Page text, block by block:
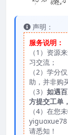
声明：
服务说明：
（1）资源
习交流；
（2）学分
助，并非购
（3） 如遇
方提交工单
（4）在您
yiguoxue78
请悉知！